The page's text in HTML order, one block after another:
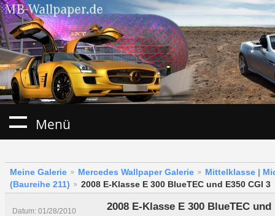
Menü
Meine Galerie Mercedes Wallpaper Galerie
Mittelklasse |
(Baureihe 211)
2008 E-Klasse E 300 BlueTEC und E350 CGI 3
Datum: 01/28/2010
2008 E-Klasse E 300 BlueTEC und